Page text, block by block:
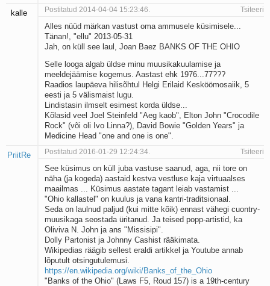
kalle Postitatud 2014-04-04 15:23:46. Tsiteeri
Alles nüüd märkan vastust oma ammusele küsimisele...
Tänan!, "ellu" 2013-05-31
Jah, on küll see laul, Joan Baez BANKS OF THE OHIO
Selle looga algab üldse minu muusikakuulamise ja
meeldejäämise kogemus. Aastast ehk 1976...77???
Raadios laupäeva hilisõhtul Helgi Erilaid Kesköömosaiik, 5
eesti ja 5 välismaist lugu.
Lindistasin ilmselt esimest korda üldse...
Kõlasid veel Joel Steinfeld "Aeg kaob", Elton John "Crocodile
Rock" (või oli Ivo Linna?), David Bowie "Golden Years" ja
Medicine Head "one and one is one".
PriitRe Postitatud 2016-01-29 12:24:34. Tsiteeri
See küsimus on küll juba vastuse saanud, aga, nii tore on
näha (ja kogeda) aastaid kestva vestluse kaja virtuaalses
maailmas ... Küsimus aastate tagant leiab vastamist ...
"Ohio kallastel" on kuulus ja vana kantri-traditsionaal.
Seda on laulnud paljud (kui mitte kõik) ennast vähegi cuontry-
muusikaga seostada üritanud. Ja teised popp-artistid, ka
Oliviva N. John ja ans "Missisipi".
Dolly Partonist ja Johnny Cashist rääkimata.
Wikipedias räägib sellest eraldi artikkel ja Youtube annab
lõputult otsingutulemusi.
https://en.wikipedia.org/wiki/Banks_of_the_Ohio
"Banks of the Ohio" (Laws F5, Roud 157) is a 19th-century